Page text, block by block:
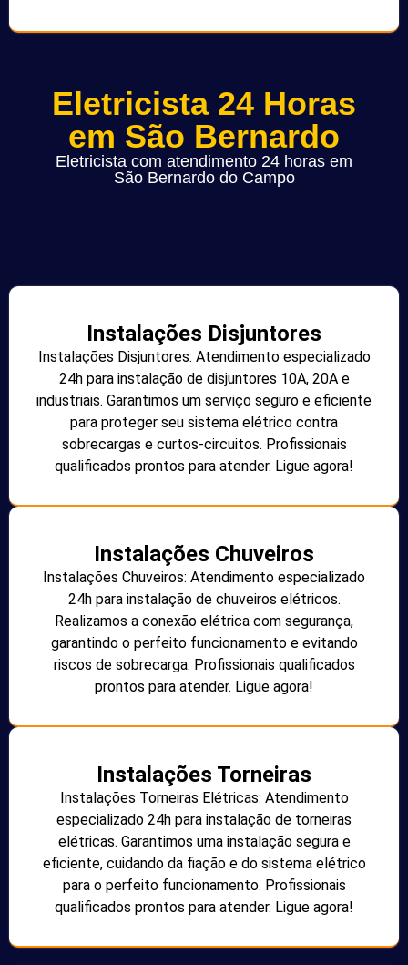
Eletricista 24 Horas
em São Bernardo
Eletricista com atendimento 24 horas em
São Bernardo do Campo
Instalações Disjuntores
Instalações Disjuntores: Atendimento especializado
24h para instalação de disjuntores 10A, 20A e
industriais. Garantimos um serviço seguro e eficiente
para proteger seu sistema elétrico contra
sobrecargas e curtos-circuitos. Profissionais
qualificados prontos para atender. Ligue agora!
Instalações Chuveiros
Instalações Chuveiros: Atendimento especializado
24h para instalação de chuveiros elétricos.
Realizamos a conexão elétrica com segurança,
garantindo o perfeito funcionamento e evitando
riscos de sobrecarga. Profissionais qualificados
prontos para atender. Ligue agora!
Instalações Torneiras
Instalações Torneiras Elétricas: Atendimento
especializado 24h para instalação de torneiras
elétricas. Garantimos uma instalação segura e
eficiente, cuidando da fiação e do sistema elétrico
para o perfeito funcionamento. Profissionais
qualificados prontos para atender. Ligue agora!